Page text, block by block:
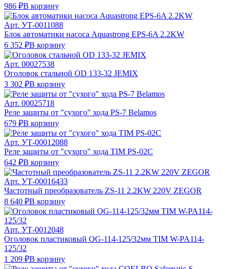
986 ₽В корзину
Арт. УТ-0011088
Блок автоматики насоса Aquastrong EPS-6A 2.2KW
6 352 ₽В корзину
Арт. 00027538
Оголовок стальной OD 133-32 JEMIX
3 302 ₽В корзину
Арт. 00025718
Реле защиты от "сухого" хода PS-7 Belamos
679 ₽В корзину
Арт. УТ-00012088
Реле защиты от "сухого" хода TIM PS-02C
642 ₽В корзину
Арт. УТ-00016433
Частотный преобразователь ZS-11 2.2KW 220V ZEGOR
8 640 ₽В корзину
Арт. УТ-0012048
Оголовок пластиковый OG-114-125/32мм TIM W-PA114-
125/32
1 209 ₽В корзину